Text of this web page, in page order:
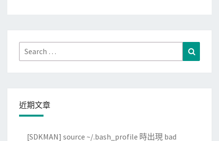
Search
for:
近期文章
[SDKMAN] source ~/.bash_profile 時出現 bad